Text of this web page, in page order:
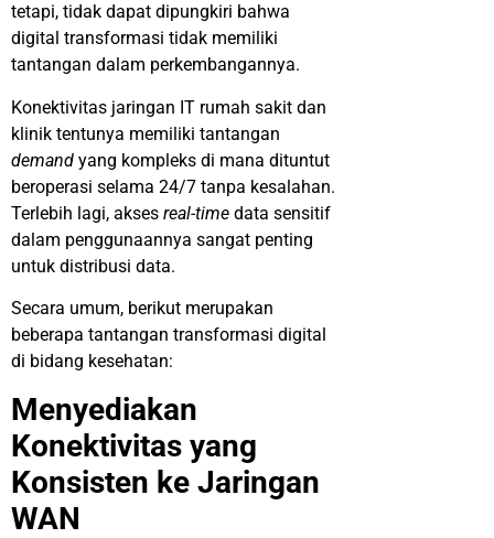
tetapi, tidak dapat dipungkiri bahwa
digital transformasi tidak memiliki
tantangan dalam perkembangannya.
Konektivitas jaringan IT rumah sakit dan
klinik tentunya memiliki tantangan
demand yang kompleks di mana dituntut
beroperasi selama 24/7 tanpa kesalahan.
Terlebih lagi, akses real-time data sensitif
dalam penggunaannya sangat penting
untuk distribusi data.
Secara umum, berikut merupakan
beberapa tantangan transformasi digital
di bidang kesehatan:
Menyediakan
Konektivitas yang
Konsisten ke Jaringan
WAN